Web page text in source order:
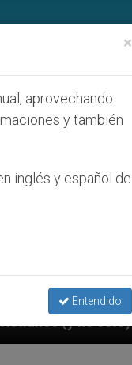
Santa
×
aprovechando
y también
inglés y español de
Entendido